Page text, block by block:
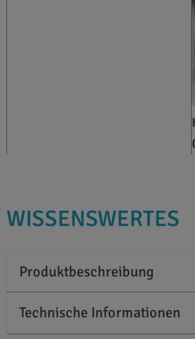
WISSENSWERTES
Produktbeschreibung
Technische Informationen